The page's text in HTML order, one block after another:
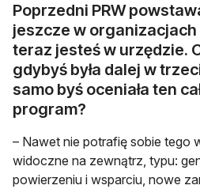
Poprzedni PRW
jeszcze w
teraz jesteś w urzędzie.
gdybyś była dalej w
samo byś oceniała ten
program?
– Nawet nie potrafię sobie tego
widoczne na zewnątrz, typu:
powierzeniu i wsparciu, nowe